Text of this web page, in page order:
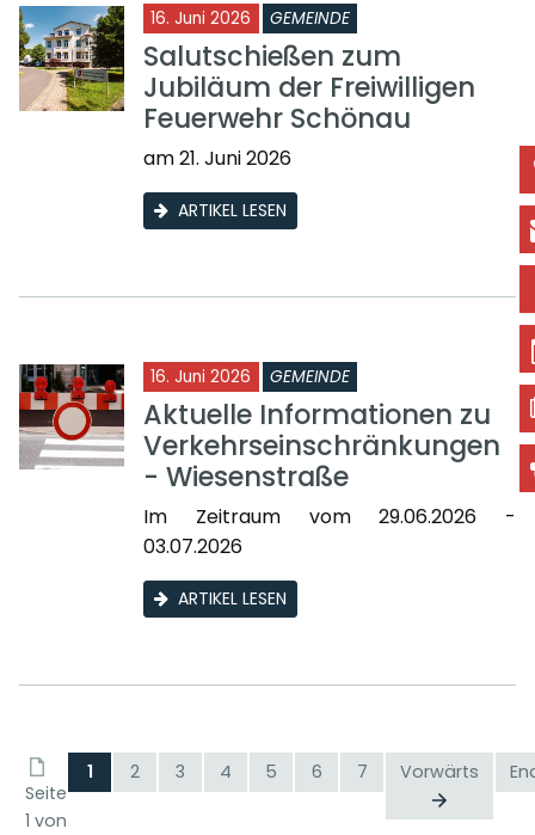
16. Juni 2026 GEMEINDE
Salutschießen zum
Jubiläum der Freiwilligen
Feuerwehr Schönau
am 21. Juni 2026
ARTIKEL LESEN
16. Juni 2026 GEMEINDE
Aktuelle Informationen zu
Verkehrseinschränkungen
- Wiesenstraße
Im Zeitraum vom 29.06.2026 -
03.07.2026
ARTIKEL LESEN
Seite
1 von
1 2 3 4 5 6 7 Vorwärts